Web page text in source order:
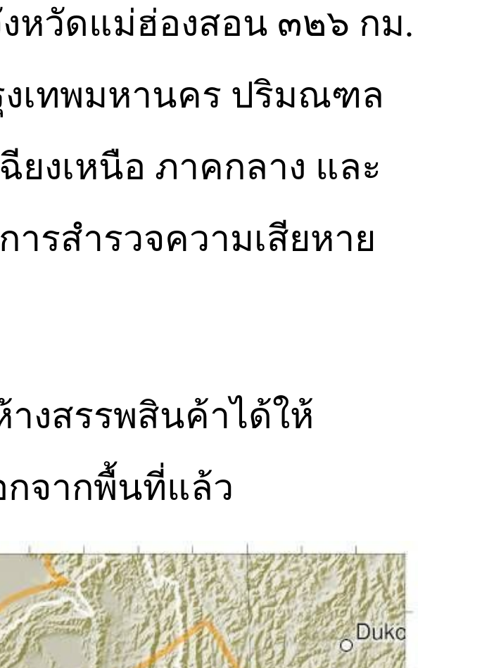
งหวัดแม่ฮ่องสอน ๓๒๖ กม.
งเทพมหานคร ปริมณฑล
ยงเหนือ ภาคกลาง และ
รสำรวจความเสียหาย
งสรรพสินค้าได้ให้
กจากพื้นที่แล้ว